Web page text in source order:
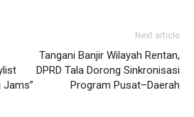
Jams”
Next article
Tangani Banjir Wilayah Rentan,
DPRD Tala Dorong Sinkronisasi
Program Pusat–Daerah